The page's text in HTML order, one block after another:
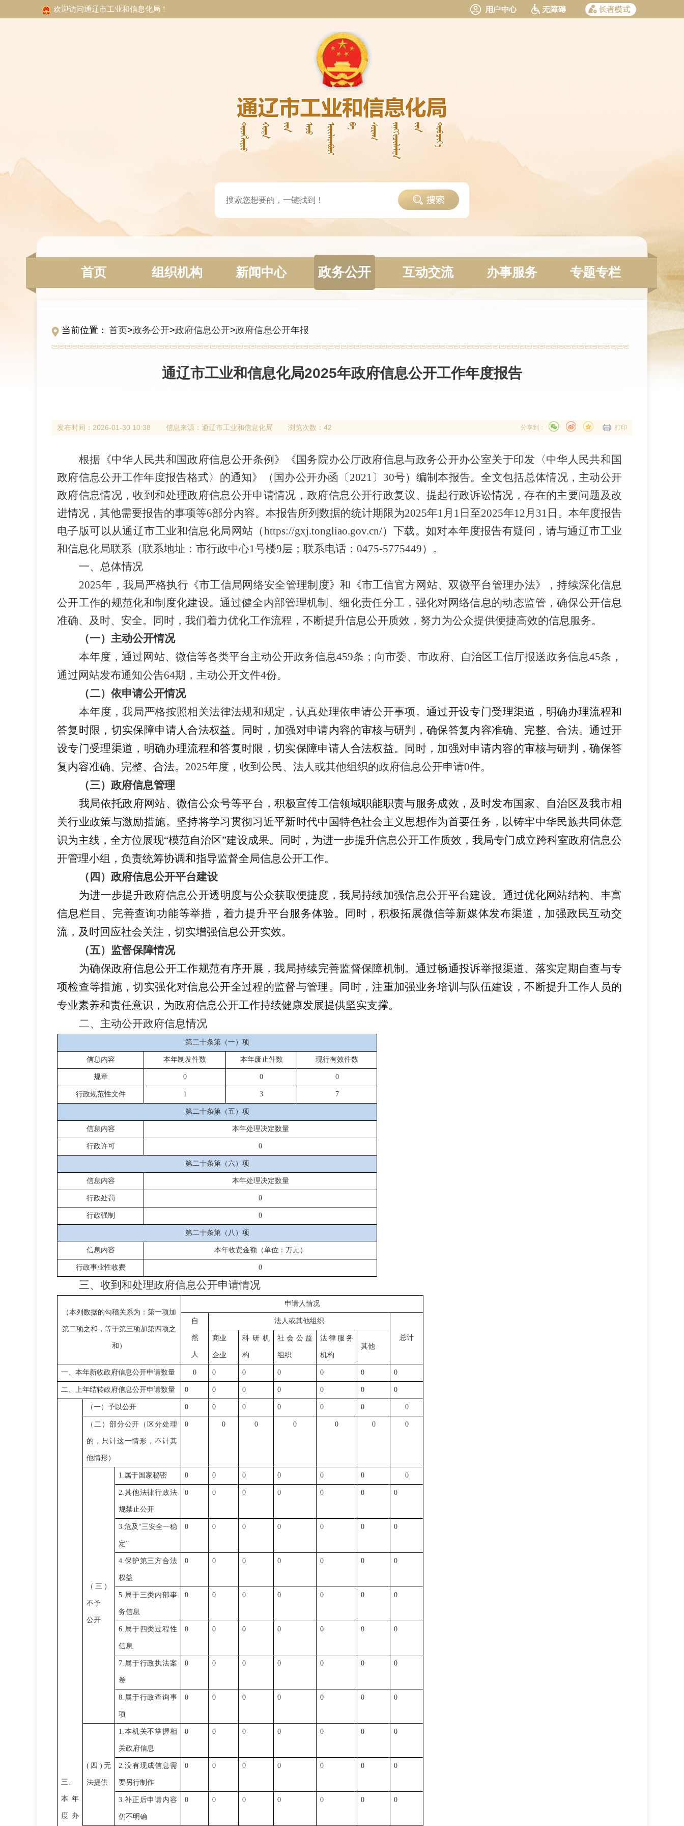
欢迎访问通辽市工业和信息化局！
首页 组织机构 新闻中心 政务公开 互动交流 办事服务 专题专栏
当前位置： 首页>政务公开>政府信息公开>政府信息公开年报
通辽市工业和信息化局2025年政府信息公开工作年度报告
发布时间： 2026-01-30 10:38 信息来源： 通辽市工业和信息化局 浏览次数：42 打印
分享到：
根据《中华人民共和国政府信息公开条例》《国务院办公厅政府信息与政务公开办公室关于印发〈中华人民共和国
政府信息公开工作年度报告格式〉的通知》（国办公开办函〔2021〕30号）编制本报告。全文包括总体情况，主动公开
政府信息情况，收到和处理政府信息公开申请情况，政府信息公开行政复议、提起行政诉讼情况，存在的主要问题及改
进情况，其他需要报告的事项等6部分内容。本报告所列数据的统计期限为2025年1月1日至2025年12月31日。本年度报告
电子版可以从通辽市工业和信息化局网站（https://gxj.tongliao.gov.cn/）下载。如对本年度报告有疑问，请与通辽市工业
和信息化局联系（联系地址：市行政中心1号楼9层；联系电话：0475-5775449）。
一、 总体情况
2025年，我局严格执行《市工信局网络安全管理制度》和《市工信官方网站、双微平台管理办法》，持续深化信息
公开工作的规范化和制度化建设。通过健全内部管理机制、细化责任分工，强化对网络信息的动态监管，确保公开信息
准确、及时、安全。同时，我们着力优化工作流程，不断提升信息公开质效，努力为公众提供便捷高效的信息服务。
（一）主动公开情况
本年度，通过网站、微信等各类平台主动公开政务信息459条；向市委、市政府、自治区工信厅报送政务信息45条，
通过网站发布通知公告64期，主动公开文件4份。
（二）依申请公开情况
本年度，我局严格按照相关法律法规和规定，认真处理依申请公开事项。通过开设专门受理渠道，明确办理流程和
答复时限，切实保障申请人合法权益。同时，加强对申请内容的审核与研判，确保答复内容准确、完整、合法。通过开
设专门受理渠道，明确办理流程和答复时限，切实保障申请人合法权益。同时，加强对申请内容的审核与研判，确保答
复内容准确、完整、合法。 2025年度，收到公民、法人或其他组织的政府信息公开申请0件。
（三）政府信息管理
我局依托政府网站、微信公众号等平台，积极宣传工信领域职能职责与服务成效，及时发布国家、自治区及我市相
关行业政策与激励措施。坚持将学习贯彻习近平新时代中国特色社会主义思想作为首要任务，以铸牢中华民族共同体意
识为主线，全方位展现“模范自治区”建设成果。同时，为进一步提升信息公开工作质效，我局专门成立跨科室政府信息公
开管理小组，负责统筹协调和指导监督全局信息公开工作。
（四）政府信息公开平台建设
为进一步提升政府信息公开透明度与公众获取便捷度，我局持续加强信息公开平台建设。通过优化网站结构、丰富
信息栏目、完善查询功能等举措，着力提升平台服务体验。同时，积极拓展微信等新媒体发布渠道，加强政民互动交
流，及时回应社会关注，切实增强信息公开实效。
（五）监督保障情况
为确保政府信息公开工作规范有序开展，我局持续完善监督保障机制。通过畅通投诉举报渠道、落实定期自查与专
项检查等措施，切实强化对信息公开全过程的监督与管理。同时，注重加强业务培训与队伍建设，不断提升工作人员的
专业素养和责任意识，为政府信息公开工作持续健康发展提供坚实支撑。
二、主动公开政府信息情况
第二十条第（一）项
信息内容 本年制发件数 本年废止件数 现行有效件数
规章 0 0 0
行政规范性文件 1 3 7
第二十条第（五）项
信息内容 本年处理决定数量
行政许可 0
第二十条第（六）项
信息内容 本年处理决定数量
行政处罚 0
行政强制 0
第二十条第（八）项
信息内容 本年收费金额（单位：万元）
行政事业性收费 0
三、收到和处理政府信息公开申请情况
（本列数据的勾稽关系为：第一项加
第二项之和，等于第三项加第四项之
和）
申请人情况
自
然
人
法人或其他组织
总计
商业
企业
科研机
构
社会公益
组织
法律服务
机构
其他
一、本年新收政府信息公开申请数量 0 0 0 0 0 0 0
二、上年结转政府信息公开申请数量 0 0 0 0 0 0 0
三、
本年
度办
（一）予以公开 0 0 0 0 0 0 0
（二）部分公开（区分处理
的，只计这一情形，不计其
他情形）
0 0 0 0 0 0 0
（三）
不予
公开
1. 属于国家秘密 0 0 0 0 0 0 0
2.其他法律行政法
规禁止公开
0 0 0 0 0 0 0
3.危及“三安全一稳
定”
0 0 0 0 0 0 0
4.保护第三方合法
权益
0 0 0 0 0 0 0
5. 属于三类内部事
务信息
0 0 0 0 0 0 0
6. 属于四类过程性
信息
0 0 0 0 0 0 0
7. 属于行政执法案
卷
0 0 0 0 0 0 0
8. 属于行政查询事
项
0 0 0 0 0 0 0
( 四 ) 无
法提供
1.本机关不掌握相
关政府信息
0 0 0 0 0 0 0
2.没有现成信息需
要另行制作
0 0 0 0 0 0 0
3.补正后申请内容
仍不明确
0 0 0 0 0 0 0